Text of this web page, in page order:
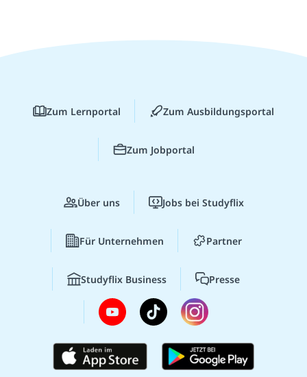
Zum Lernportal Zum Ausbildungsportal
Zum Jobportal
Über uns Jobs bei Studyflix
Für Unternehmen Partner
Studyflix Business Presse